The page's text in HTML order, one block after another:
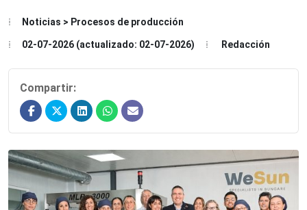
Noticias > Procesos de producción
02-07-2026 (actualizado: 02-07-2026) Redacción
Compartir: